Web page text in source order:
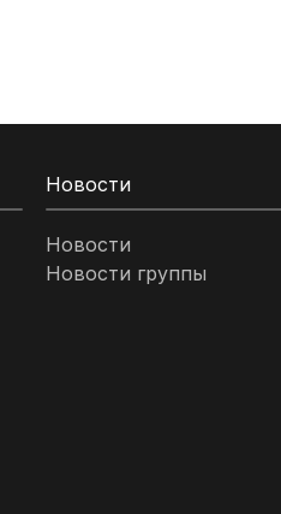
Новости
Новости
Новости группы